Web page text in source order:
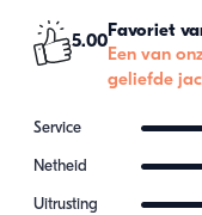
5.00
Favoriet
Een van
geliefde
Service
Netheid
Uitrusting